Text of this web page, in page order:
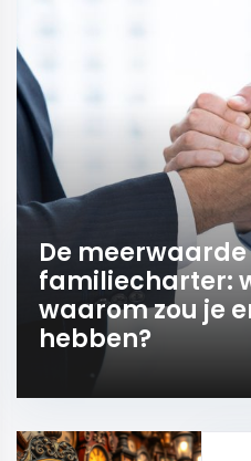
De
familiecharter:
waarom zou je
hebben?